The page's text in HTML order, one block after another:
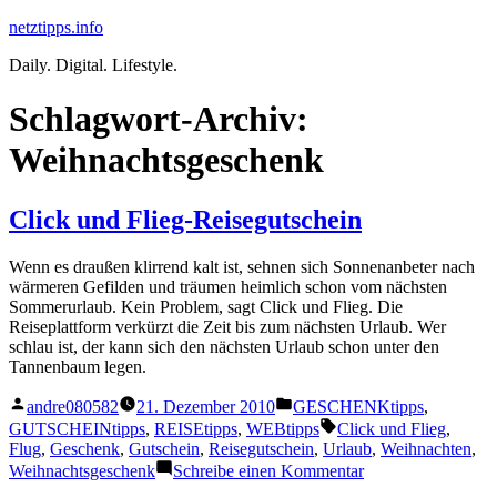
Zum
springen
netztipps.info
Daily. Digital. Lifestyle.
Schlagwort-Archiv:
Weihnachtsgeschenk
Click und Flieg-Reisegutschein
Wenn es draußen klirrend kalt ist, sehnen sich Sonnenanbeter nach
wärmeren Gefilden und träumen heimlich schon vom nächsten
Sommerurlaub. Kein Problem, sagt Click und Flieg. Die
Reiseplattform verkürzt die Zeit bis zum nächsten Urlaub. Wer
schlau ist, der kann sich den nächsten Urlaub schon unter den
Tannenbaum legen.
Veröffentlicht
von
andre080582 21. Dezember 2010
Veröffentlicht
unter
GESCHENKtipps,
GUTSCHEINtipps, REISEtipps, WEBtipps Schlagwörter:
Click und Flieg,
Flug, Geschenk, Gutschein, Reisegutschein, Urlaub, Weihnachten,
Weihnachtsgeschenk
Schreibe einen Kommentarzu